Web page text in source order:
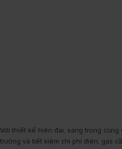
Với thiết kế hiện đại, sang trọng
trường và tiết kiệm chi phí điện, gas